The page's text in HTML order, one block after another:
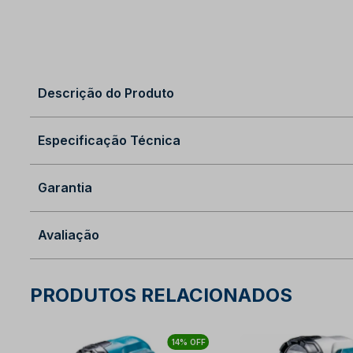
Descrição do Produto
Especificação Técnica
Garantia
Avaliação
PRODUTOS RELACIONADOS
14% OFF